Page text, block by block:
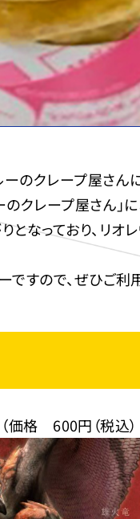
クレープ屋さん
レープ屋さん」に
なっており、リオ
すので、ぜひご利
（価格 600円（税込）